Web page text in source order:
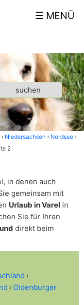
Niedersachsen
Nordsee
2
in denen auch
gemeinsam mit
Urlaub in Varel in
Sie für Ihren
direkt beim
Oldenburger